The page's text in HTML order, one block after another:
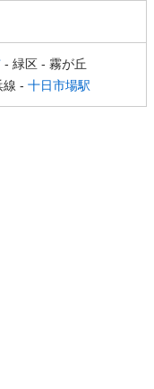
- 緑区 - 霧が丘
線 - 十日市場駅